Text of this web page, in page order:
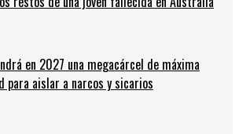
en 2027 una megacárcel de máxima
para aislar a narcos y sicarios